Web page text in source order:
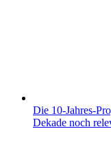
Die 10-Jahres-
Dekade noch